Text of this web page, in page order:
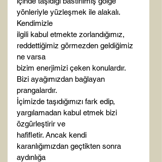
yönleriyle yüzleşmek ile alakalı.
Kendimizle
ilgili kabul etmekte zorlandığımız,
reddettiğimiz görmezden geldiğimiz
ne varsa
bizim enerjimizi çeken konulardır.
Bizi ayağımızdan bağlayan
prangalardır.
İçimizde taşıdığımızı fark edip,
yargılamadan kabul etmek bizi
özgürleştirir ve
hafifletir. Ancak kendi
karanlığımızdan geçtikten sonra
aydınlığa